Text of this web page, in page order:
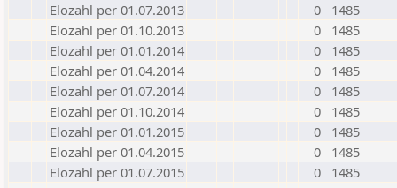
Elozahl per 01.07.2013
0
1485
Elozahl per 01.10.2013
0
1485
Elozahl per 01.01.2014
0
1485
Elozahl per 01.04.2014
0
1485
Elozahl per 01.07.2014
0
1485
Elozahl per 01.10.2014
0
1485
Elozahl per 01.01.2015
0
1485
Elozahl per 01.04.2015
0
1485
Elozahl per 01.07.2015
0
1485